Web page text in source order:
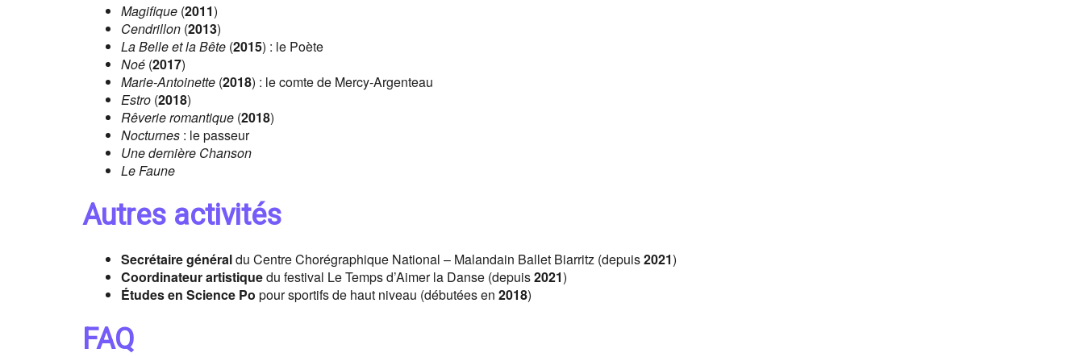
Magifique (2011)
Cendrillon (2013)
La Belle et la Bête (2015) : le Poète
Noé (2017)
Marie-Antoinette (2018) : le comte de Mercy-Argenteau
Estro (2018)
Rêverie romantique (2018)
Nocturnes : le passeur
Une dernière Chanson
Le Faune
Autres activités
Secrétaire généraldu Centre Chorégraphique National – Malandain Ballet Biarritz (depuis2021)
Coordinateur artistiquedu festival Le Temps d’Aimer la Danse (depuis2021)
Études en Science Po pour sportifs de haut niveau (débutées en 2018)
FAQ